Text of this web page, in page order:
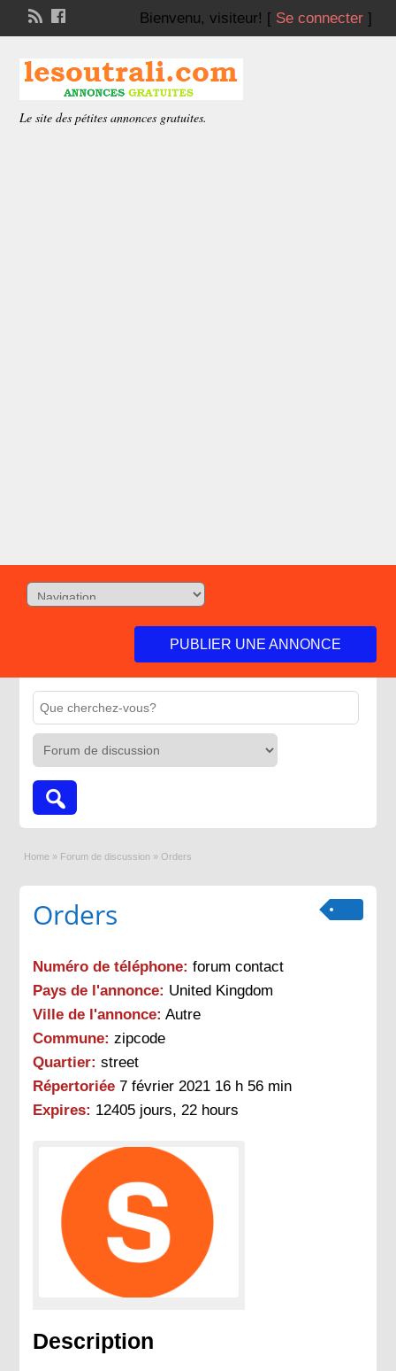
Bienvenu, visiteur! [ Se connecter]
Le site des pétites annonces gratuites.
PUBLIER UNE ANNONCE
Home » Forum de discussion » Orders
Orders
Numéro de téléphone: forum contact
Pays de l'annonce: United Kingdom
Ville de l'annonce: Autre
Commune: zipcode
Quartier: street
Répertoriée 7 février 2021 16 h 56 min
Expires: 12405 jours, 22 hours
Description